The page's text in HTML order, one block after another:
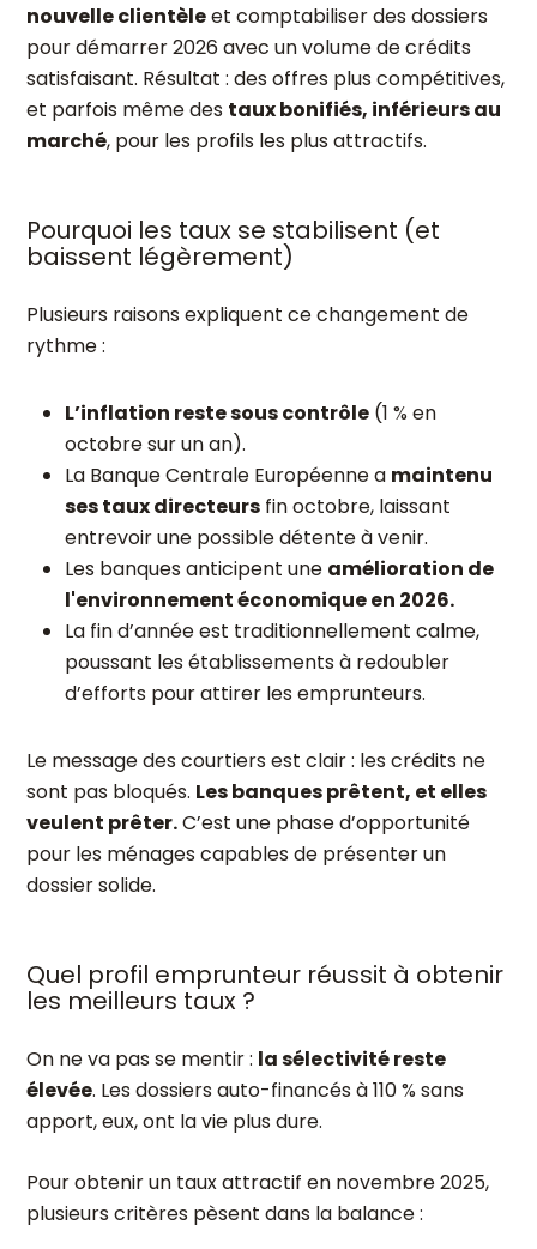
nouvelle clientèleet comptabiliser des dossiers
pour démarrer 2026 avec un volume de crédits
satisfaisant. Résultat : des offres plus compétitives,
et parfois même des taux bonifiés, inférieurs au
marché, pour les profils les plus attractifs.
Pourquoi les taux se stabilisent (et
baissent légèrement)
Plusieurs raisons expliquent ce changement de
rythme :
L’inflation reste sous contrôle (1 % en
octobre sur un an).
La Banque Centrale Européenne a maintenu
ses taux directeurs fin octobre, laissant
entrevoir une possible détente à venir.
Les banques anticipent une amélioration de
l'environnement économique en 2026.
La fin d’année est traditionnellement calme,
poussant les établissements à redoubler
d’efforts pour attirer les emprunteurs.
Le message des courtiers est clair : les crédits ne
sont pas bloqués. Les banques prêtent, et elles
veulent prêter.C’est une phase d’opportunité
pour les ménages capables de présenter un
dossier solide.
Quel profil emprunteur réussit à obtenir
les meilleurs taux ?
On ne va pas se mentir : la sélectivité reste
élevée. Les dossiers auto-financés à 110 % sans
apport, eux, ont la vie plus dure.
Pour obtenir un taux attractif en novembre 2025,
plusieurs critères pèsent dans la balance :